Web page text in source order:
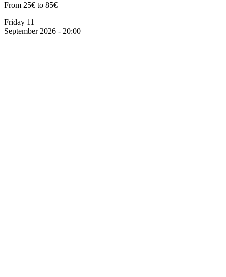
From 25€ to 85€
Friday 11
September 2026 - 20:00